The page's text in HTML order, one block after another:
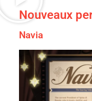
Nouveaux
Navia